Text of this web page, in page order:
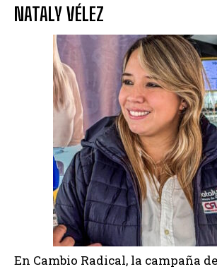
NATALY VÉLEZ
En Cambio Radical, la campaña